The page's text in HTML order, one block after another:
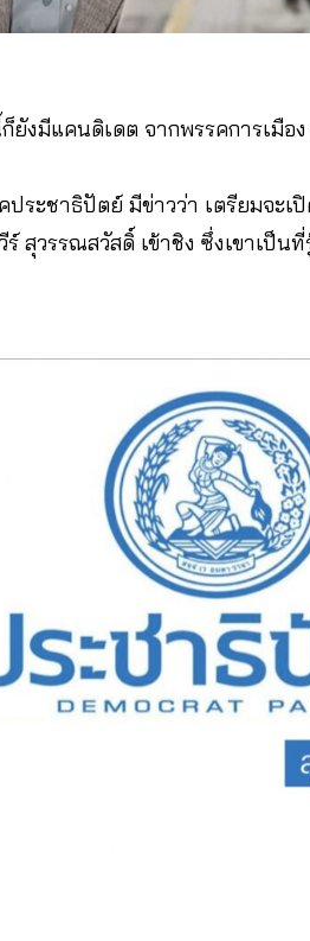
ยังมีแคนดิเดต จากพรรคการเมื
ประชาธิปัตย์ มีข่าวว่า เตรียมจะเ
ร์ สุวรรณสวัสดิ์ เข้าชิง ซึ่งเขาเป็น